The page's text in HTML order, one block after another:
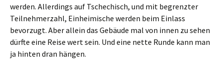
werden. Allerdings auf Tschechisch, und mit begrenzter
Teilnehmerzahl, Einheimische werden beim Einlass
bevorzugt. Aber allein das Gebäude mal von innen zu sehen
dürfte eine Reise wert sein. Und eine nette Runde kann man
ja hinten dran hängen.